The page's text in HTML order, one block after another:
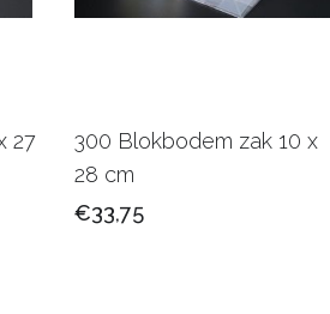
27
300 Blokbodem zak 10 x
28 cm
€33,75